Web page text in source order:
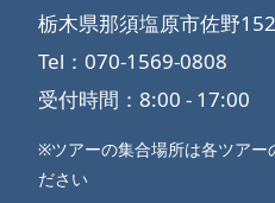
栃木県那須塩原市佐野
Tel：070-1569-0808
受付時間：8:00 - 17:00
※ツアーの集合場所は各ツアー
ださい